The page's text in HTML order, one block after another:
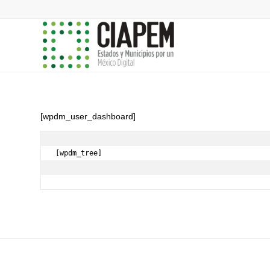
[wpdm_user_dashboard]
[wpdm_tree]